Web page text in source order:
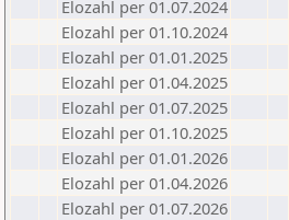
Elozahl per 01.07.2024
Elozahl per 01.10.2024
Elozahl per 01.01.2025
Elozahl per 01.04.2025
Elozahl per 01.07.2025
Elozahl per 01.10.2025
Elozahl per 01.01.2026
Elozahl per 01.04.2026
Elozahl per 01.07.2026